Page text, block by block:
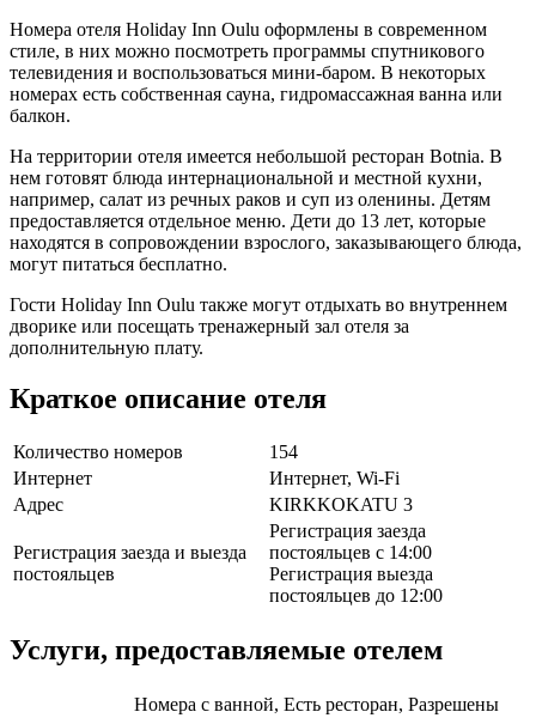
Номера отеля Holiday Inn Oulu оформлены в современном
стиле, в них можно посмотреть программы спутникового
телевидения и воспользоваться мини-баром. В некоторых
номерах есть собственная сауна, гидромассажная ванна или
балкон.
На территории отеля имеется небольшой ресторан Botnia. В
нем готовят блюда интернациональной и местной кухни,
например, салат из речных раков и суп из оленины. Детям
предоставляется отдельное меню. Дети до 13 лет, которые
находятся в сопровождении взрослого, заказывающего блюда,
могут питаться бесплатно.
Гости Holiday Inn Oulu также могут отдыхать во внутреннем
дворике или посещать тренажерный зал отеля за
дополнительную плату.
Краткое описание отеля
Количество номеров
154
Интернет
Интернет, Wi-Fi
Адрес
KIRKKOKATU 3
Регистрация заезда и выезда
постояльцев
Регистрация заезда
постояльцев с 14:00
Регистрация выезда
постояльцев до 12:00
Услуги, предоставляемые отелем
Номера с ванной, Есть ресторан, Разрешены